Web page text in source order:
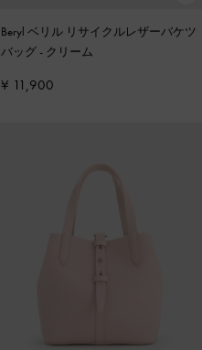
Beryl ベリル リサイクルレザーバケツ
バッグ- クリーム
¥ 11,900